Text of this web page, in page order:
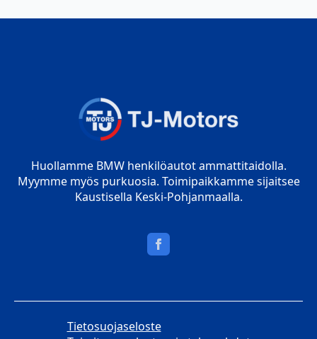
Huollamme BMW henkilöautot ammattitaidolla.
Myymme myös purkuosia. Toimipaikkamme sijaitsee
Kaustisella Keski-Pohjanmaalla.
Tietosuojaseloste